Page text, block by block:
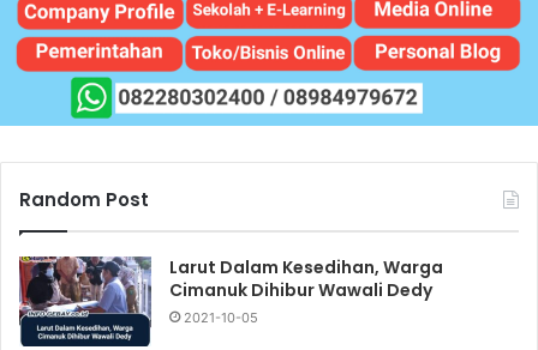
Random Post
Larut Dalam Kesedihan, Warga
Cimanuk Dihibur Wawali Dedy
2021-10-05